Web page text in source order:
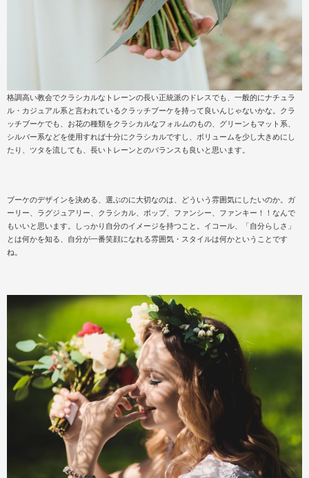
格調高い教会でクラシカルなトレーンの長い正統派のドレスでも、一般的にナチュラ
ル・カジュアル系と言われているクラッチブーケを持って良いんじゃないかな。クラ
ッチブーケでも、お花の種類をクラシカルなフォルムのもの、グリーンもマット系、
シルバー系などを使用すれば十分にクラシカルですし、ボリュームを少し大きめにし
たり、ツタを流しても、長いトレーンとのバランスも良いと思います。
ブーケのデザインを決める、選ぶのに大切なのは、どういう雰囲気にしたいのか。ガ
ーリー、ラグジュアリー、クラシカル、ポップ、ファンシー、ファンキー！！なんで
もいいと思います。しっかり自分のイメージを持つこと。イコール、「自分らしさ」
とは何かを知る、自分が一番笑顔になれる雰囲気・スタイルは何かということです
ね。